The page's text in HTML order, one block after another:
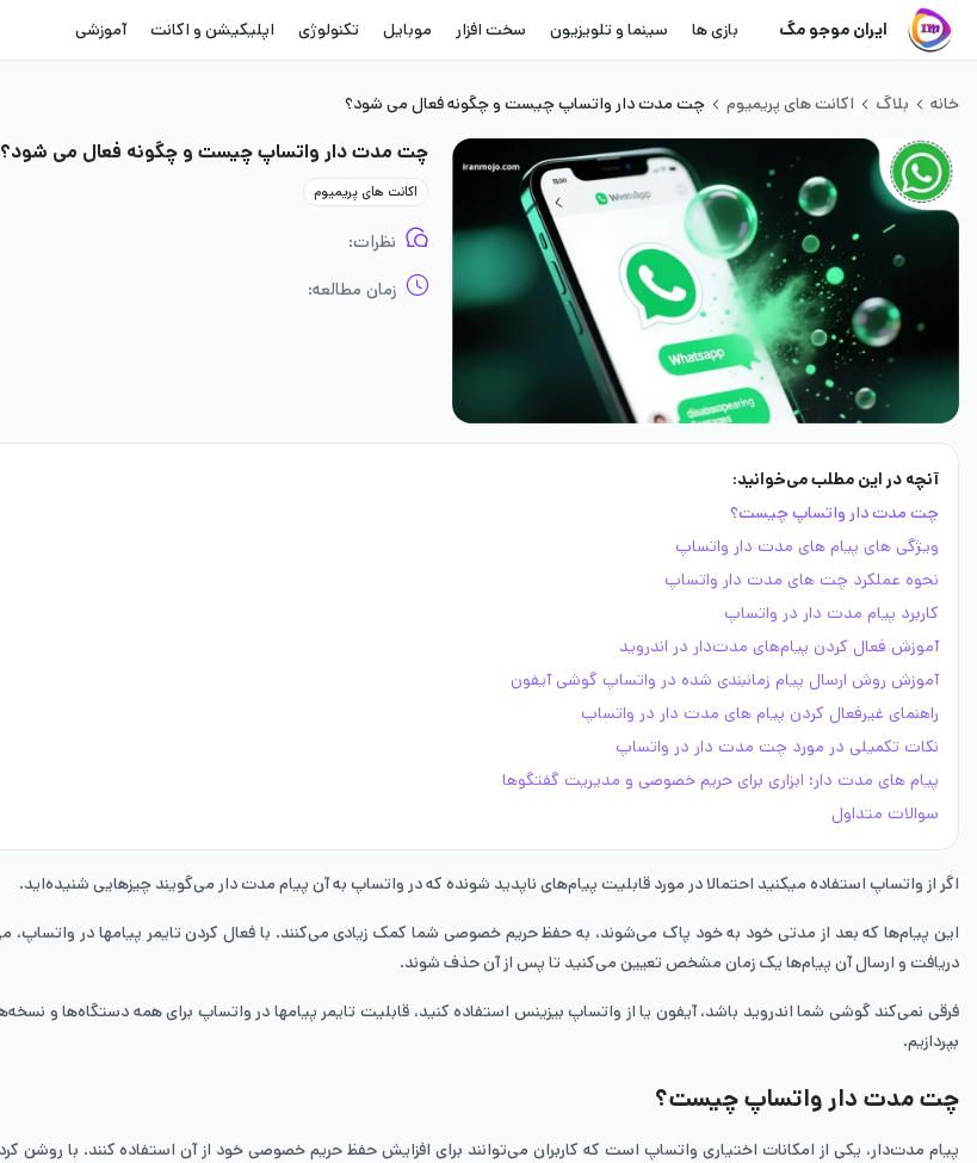
ایران موجو مگ بازی ها سینما و تلویزیون سخت افزار موبایل تکنولوژی اپلیکیشن و اکانت آموزشی
خانه بلاگ اکانت های پریمیوم چت مدت دار واتساپ چیست و چگونه فعال می شود؟
چت مدت دار واتساپ چیست و چگونه فعال می شود؟
اکانت های پریمیوم
نظرات:
زمان مطالعه:
آنچه در این مطلب می‌خوانید:
چت مدت دار واتساپ چیست؟
ویژگی‌ های پیام ‌های مدت‌ دار واتساپ
نحوه عملکرد چت های مدت دار واتساپ
کاربرد پیام مدت‌ دار در واتساپ
آموزش فعال کردن پیام‌‌های مدت‌دار در اندروید
آموزش روش ارسال پیام زمانبندی شده در واتساپ گوشی آیفون
راهنمای غیرفعال کردن پیام‌ های مدت ‌دار در واتساپ
نکات تکمیلی در مورد چت مدت دار در واتساپ
پیام‌ های مدت ‌دار؛ ابزاری برای حریم خصوصی و مدیریت گفتگوها
سوالات متداول
اگر از واتساپ استفاده میکنید احتمالا در مورد قابلیت پیام‌های ناپدید شونده که در واتساپ به آن پیام مدت‌ دار می‌گویند چیزهایی شنیده‌اید.
این پیام‌ها که بعد از مدتی خود به خود پاک می‌شوند، به حفظ حریم خصوصی شما کمک زیادی می‌کنند. با فعال کردن تایمر پیامها در واتساپ،
دریافت و ارسال آن پیام‌ها یک زمان مشخص تعیین می‌کنید تا پس از آن حذف شوند.
فرقی نمی‌کند گوشی شما اندروید باشد، آیفون یا از واتساپ بیزینس استفاده کنید، قابلیت تایمر پیامها در واتساپ برای همه دستگاه‌ها و
بپردازیم.
چت مدت دار واتساپ چیست؟